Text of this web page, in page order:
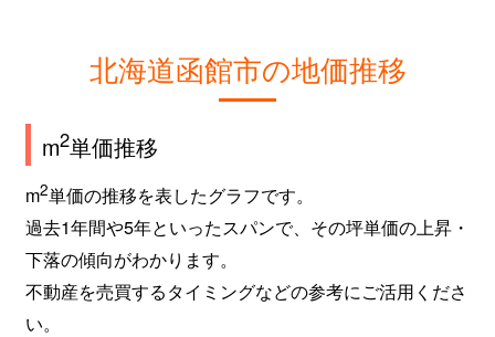
北海道函館市の地価推移
m2単価推移
m2単価の推移を表したグラフです。
過去1年間や5年といったスパンで、その坪単価の上昇・
下落の傾向がわかります。
不動産を売買するタイミングなどの参考にご活用くださ
い。